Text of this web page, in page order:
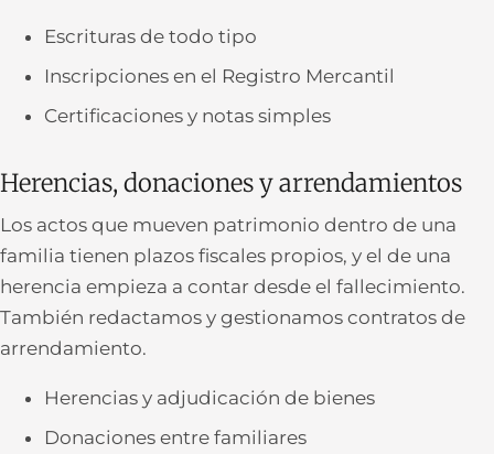
Escrituras de todo tipo
Inscripciones en el Registro Mercantil
Certificaciones y notas simples
Herencias, donaciones y arrendamientos
Los actos que mueven patrimonio dentro de una
familia tienen plazos fiscales propios, y el de una
herencia empieza a contar desde el fallecimiento.
También redactamos y gestionamos contratos de
arrendamiento.
Herencias y adjudicación de bienes
Donaciones entre familiares